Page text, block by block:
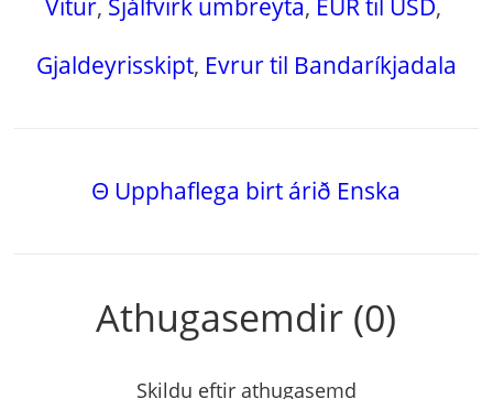
Vitur, Sjálfvirk umbreyta, EUR til USD,
Gjaldeyrisskipt, Evrur til Bandaríkjadala
Θ Upphaflega birt árið Enska
Athugasemdir (0)
Skildu eftir athugasemd